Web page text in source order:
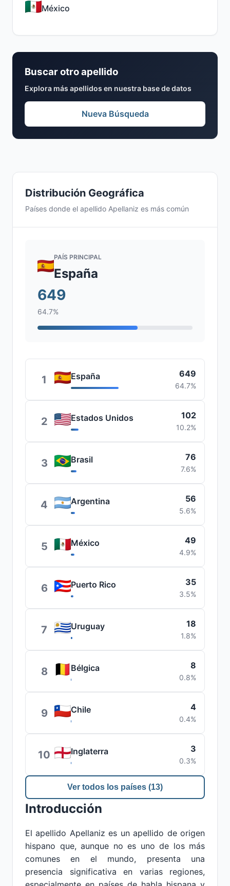
Distribución Geográfica
Países donde el apellido Apellaniz es más común
PAÍS PRINCIPAL
España
649
64.7%
1 España 649
64.7%
2 Estados Unidos 102
10.2%
3 Brasil 76
7.6%
4 Argentina 56
5.6%
5 México 49
4.9%
6 Puerto Rico 35
3.5%
7 Uruguay 18
1.8%
8 Bélgica 8
0.8%
9 Chile 4
0.4%
10 Inglaterra 3
0.3%
Ver todos los países (13)
Introducción
El apellido Apellaniz es un apellido de origen
hispano que, aunque no es uno de los más
comunes en el mundo, presenta una
presencia significativa en varias regiones,
México
Buscar otro apellido
Explora más apellidos en nuestra base de datos
Nueva Búsqueda